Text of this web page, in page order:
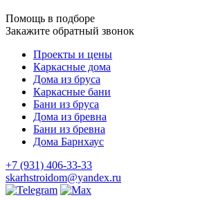
Помощь в подборе
Закажите обратный звонок
Проекты и цены
Каркасные дома
Дома из бруса
Каркасные бани
Бани из бруса
Дома из бревна
Бани из бревна
Дома Барнхаус
+7 (931) 406-33-33
skarhstroidom@yandex.ru